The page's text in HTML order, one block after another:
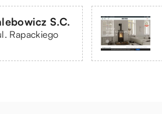
S.C.
Rapackiego